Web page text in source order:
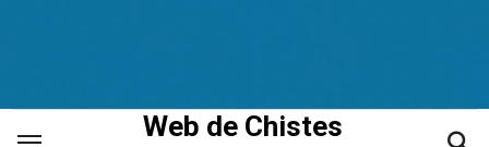
Web de Chistes